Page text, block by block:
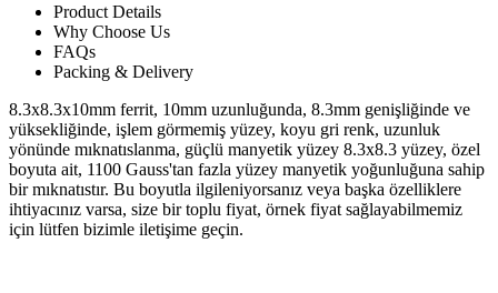
Product Details
Why Choose Us
FAQs
Packing & Delivery
8.3x8.3x10mm ferrit, 10mm uzunluğunda, 8.3mm genişliğinde ve
yüksekliğinde, işlem görmemiş yüzey, koyu gri renk, uzunluk
yönünde mıknatıslanma, güçlü manyetik yüzey 8.3x8.3 yüzey, özel
boyuta ait, 1100 Gauss'tan fazla yüzey manyetik yoğunluğuna sahip
bir mıknatıstır. Bu boyutla ilgileniyorsanız veya başka özelliklere
ihtiyacınız varsa, size bir toplu fiyat, örnek fiyat sağlayabilmemiz
için lütfen bizimle iletişime geçin.